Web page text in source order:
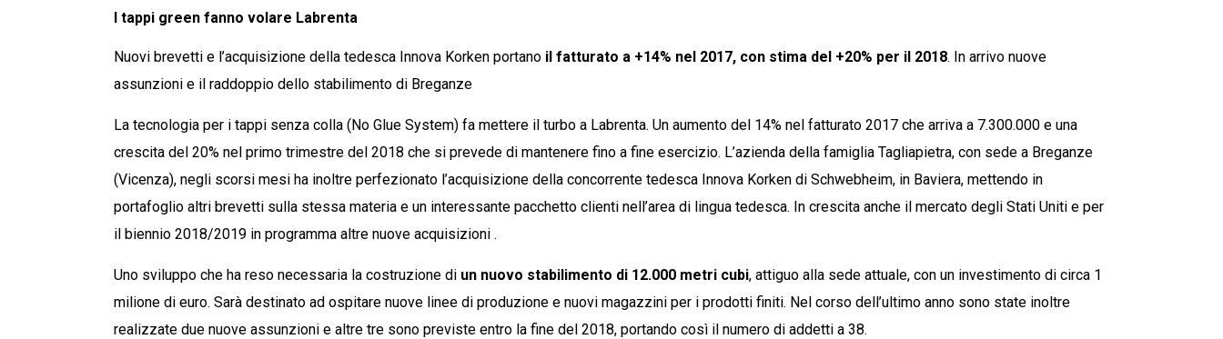
I tappi green fanno volare Labrenta
Nuovi brevetti e l’acquisizione della tedesca Innova Korken portano il fatturato a +14% nel 2017, con stima del +20% per il 2018. In arrivo nuove
assunzioni e il raddoppio dello stabilimento di Breganze
La tecnologia per i tappi senza colla (No Glue System) fa mettere il turbo a Labrenta. Un aumento del 14% nel fatturato 2017 che arriva a 7.300.000 e una
crescita del 20% nel primo trimestre del 2018 che si prevede di mantenere fino a fine esercizio. L’azienda della famiglia Tagliapietra, con sede a Breganze
(Vicenza), negli scorsi mesi ha inoltre perfezionato l’acquisizione della concorrente tedesca Innova Korken di Schwebheim, in Baviera, mettendo in
portafoglio altri brevetti sulla stessa materia e un interessante pacchetto clienti nell’area di lingua tedesca. In crescita anche il mercato degli Stati Uniti e per
il biennio 2018/2019 in programma altre nuove acquisizioni .
Uno sviluppo che ha reso necessaria la costruzione di un nuovo stabilimento di 12.000 metri cubi, attiguo alla sede attuale, con un investimento di circa 1
milione di euro. Sarà destinato ad ospitare nuove linee di produzione e nuovi magazzini per i prodotti finiti. Nel corso dell’ultimo anno sono state inoltre
realizzate due nuove assunzioni e altre tre sono previste entro la fine del 2018, portando così il numero di addetti a 38.